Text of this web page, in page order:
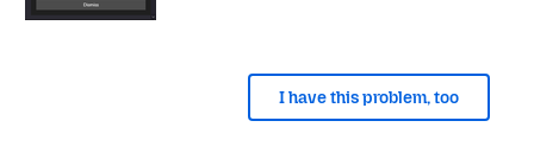
I have this problem, too